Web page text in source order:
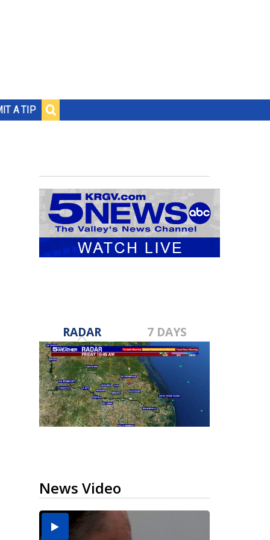
A TIP
RADAR 7 DAYS
News Video